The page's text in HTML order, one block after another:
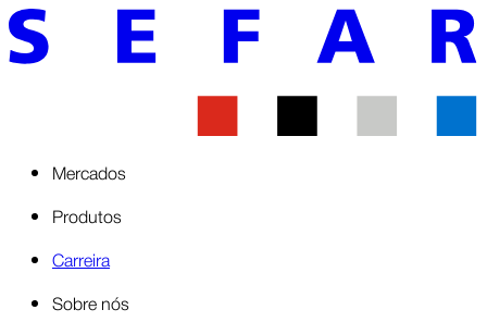
Mercados
Produtos
Carreira
Sobre nós